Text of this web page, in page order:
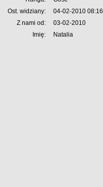
Ost. widziany:
04-02-2010 08:16
Z nami od:
03-02-2010
Imię:
Natalia